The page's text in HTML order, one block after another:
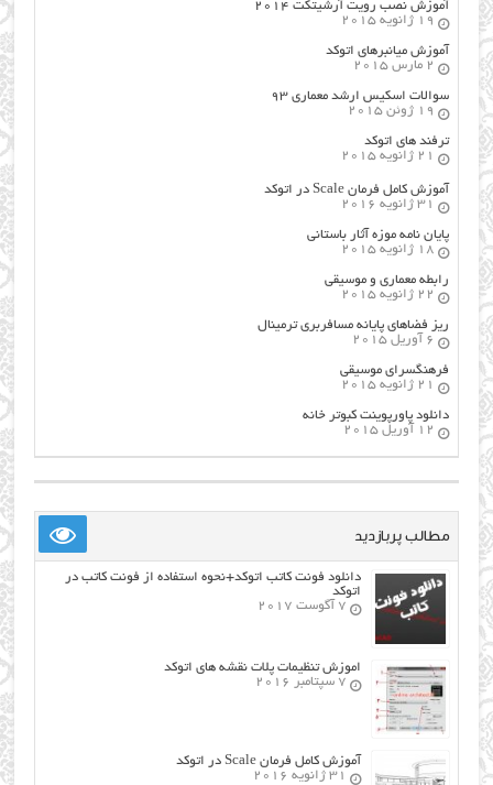
آموزش نصب رویت آرشیتکت ۲۰۱۴
19 ژانویه 2015
آموزش میانبرهای اتوکد
2 مارس 2015
سوالات اسکیس ارشد معماری ۹۳
19 ژوئن 2015
ترفند های اتوکد
21 ژانویه 2015
آموزش کامل فرمان Scale در اتوکد
31 ژانویه 2016
پایان نامه موزه آثار باستانی
18 ژانویه 2015
رابطه معماری و موسیقی
22 ژانویه 2015
ریز فضاهای پایانه مسافربری ترمینال
6 آوریل 2015
فرهنگسراي موسيقي
21 ژانویه 2015
دانلود پاورپوینت کبوتر خانه
12 آوریل 2015
مطالب پربازدید
دانلود فونت کاتب اتوکد+نحوه استفاده از فونت کاتب در
اتوکد
7 آگوست 2017
اموزش تنظیمات پلات نقشه های اتوکد
7 سپتامبر 2016
آموزش کامل فرمان Scale در اتوکد
31 ژانویه 2016